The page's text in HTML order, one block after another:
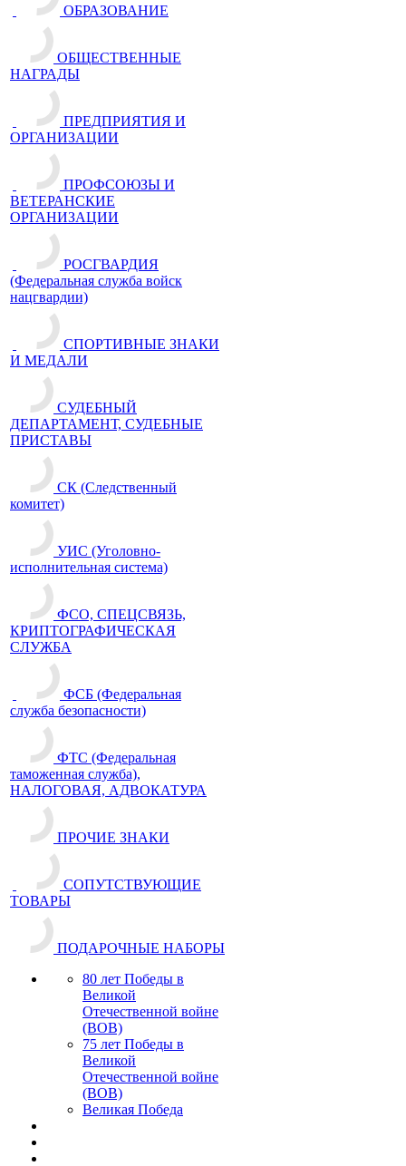
ОБРАЗОВАНИЕ
ОБЩЕСТВЕННЫЕ
НАГРАДЫ
ПРЕДПРИЯТИЯ И
ОРГАНИЗАЦИИ
ПРОФСОЮЗЫ И
ВЕТЕРАНСКИЕ
ОРГАНИЗАЦИИ
РОСГВАРДИЯ
(Федеральная служба войск
нацгвардии)
СПОРТИВНЫЕ ЗНАКИ
И МЕДАЛИ
СУДЕБНЫЙ
ДЕПАРТАМЕНТ, СУДЕБНЫЕ
ПРИСТАВЫ
СК (Следственный
комитет)
УИС (Уголовно-
исполнительная система)
ФСО, СПЕЦСВЯЗЬ,
КРИПТОГРАФИЧЕСКАЯ
СЛУЖБА
ФСБ (Федеральная
служба безопасности)
ФТС (Федеральная
таможенная служба),
НАЛОГОВАЯ, АДВОКАТУРА
ПРОЧИЕ ЗНАКИ
СОПУТСТВУЮЩИЕ
ТОВАРЫ
ПОДАРОЧНЫЕ НАБОРЫ
80 лет Победы в
Великой
Отечественной войне
(ВОВ)
75 лет Победы в
Великой
Отечественной войне
(ВОВ)
Великая Победа